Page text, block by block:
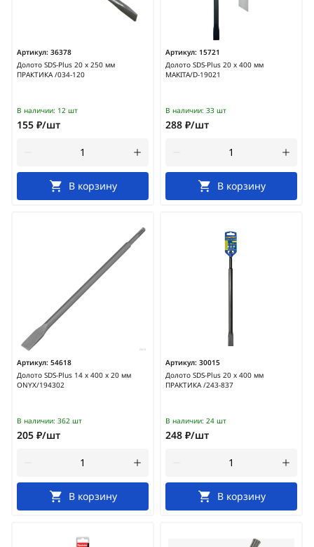
Артикул: 36378
Долото SDS-Plus 20 х 250 мм
ПРАКТИКА /034-120
В наличии: 12 шт
155 ₽/шт
В корзину
Артикул: 15721
Долото SDS-Plus 20 х 400 мм
MAKITA/D-19021
В наличии: 33 шт
288 ₽/шт
В корзину
Артикул: 54618
Долото SDS-Plus 14 х 400 х 20 мм
ONYX/194302
В наличии: 362 шт
205 ₽/шт
В корзину
Артикул: 30015
Долото SDS-Plus 20 х 400 мм
ПРАКТИКА /243-837
В наличии: 24 шт
248 ₽/шт
В корзину